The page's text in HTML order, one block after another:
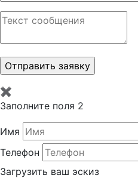
✖
Заполните поля 2
Имя
Телефон
Загрузить ваш эскиз